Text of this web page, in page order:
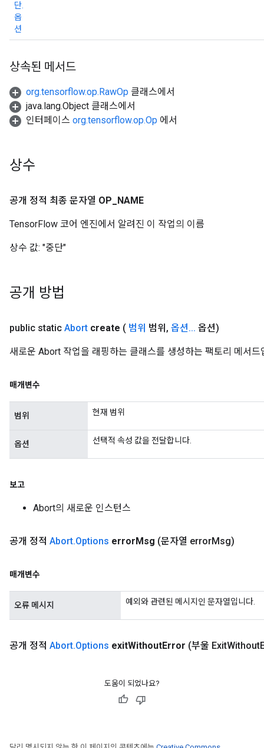
단.
옵
션
상속된 메서드
org.tensorflow.op.RawOp 클래스에서
java.lang.Object 클래스에서
인터페이스 org.tensorflow.op.Op 에서
상수
공개 정적 최종 문자열 OP NAME
TensorFlow 코어 엔진에서 알려진 이 작업의 이름
상수 값: "중단"
공개 방법
public static Abort create ( 범위 범위 , 옵션... 옵션)
새로운 Abort 작업을 래핑하는 클래스를 생성하는 팩토리 메서드
매개변수
범위 현재 범위
옵션 선택적 속성 값을 전달합니다.
보고
Abort의 새로운 인스턴스
공개 정적 Abort.Options errorMsg (문자열 errorMsg)
매개변수
오류 메시지 예외와 관련된 메시지인 문자열입니다.
공개 정적 Abort.Options exitWithoutError (부울 ExitWithout
도움이 되었나요?